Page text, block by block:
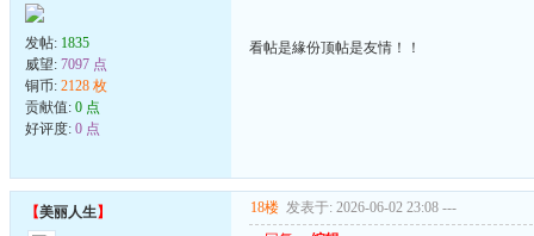
发帖: 1835
威望: 7097 点
铜币: 2128 枚
贡献值: 0 点
好评度: 0 点
看帖是緣份顶帖是友情！！
【美丽人生】 18楼 发表于: 2026-06-02 23:08 ---